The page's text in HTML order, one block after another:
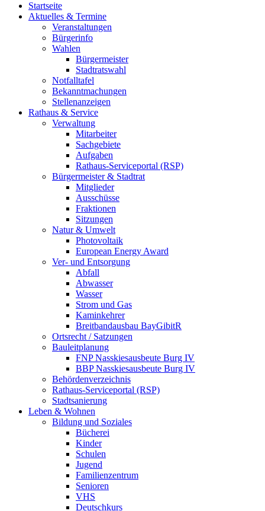
Startseite
Aktuelles & Termine
Veranstaltungen
Bürgerinfo
Wahlen
Bürgermeister
Stadtratswahl
Notfalltafel
Bekanntmachungen
Stellenanzeigen
Rathaus & Service
Verwaltung
Mitarbeiter
Sachgebiete
Aufgaben
Rathaus-Serviceportal (RSP)
Bürgermeister & Stadtrat
Mitglieder
Ausschüsse
Fraktionen
Sitzungen
Natur & Umwelt
Photovoltaik
European Energy Award
Ver- und Entsorgung
Abfall
Abwasser
Wasser
Strom und Gas
Kaminkehrer
Breitbandausbau BayGibitR
Ortsrecht / Satzungen
Bauleitplanung
FNP Nasskiesausbeute Burg IV
BBP Nasskiesausbeute Burg IV
Behördenverzeichnis
Rathaus-Serviceportal (RSP)
Stadtsanierung
Leben & Wohnen
Bildung und Soziales
Bücherei
Kinder
Schulen
Jugend
Familienzentrum
Senioren
VHS
Deutschkurs